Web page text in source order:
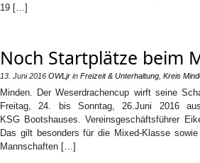
19 […]
Noch Startplätze beim
13. Juni 2016 OWLjr in Freizeit & Unterhaltung Kreis
Minden. Der Weserdrachencup wirft seine
Freitag, 24. bis Sonntag, 26.Juni 2016
KSG Bootshauses. Vereinsgeschäftsführer
Das gilt besonders für die Mixed-Klasse
Mannschaften […]